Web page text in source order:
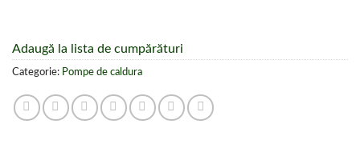
Adaugă la lista de cumpărături
Categorie: Pompe de caldura